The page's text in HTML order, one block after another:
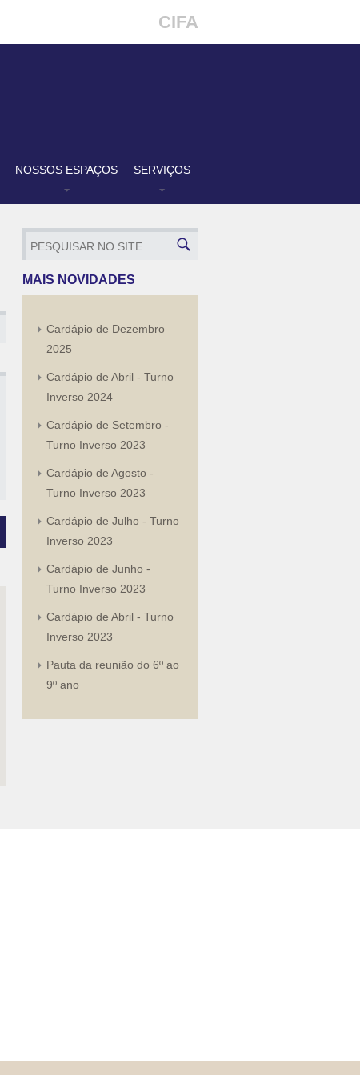
CIFA
NOSSOS ESPAÇOS SERVIÇOS
MAIS NOVIDADES
Cardápio de Dezembro
2025
Cardápio de Abril - Turno
Inverso 2024
Cardápio de Setembro -
Turno Inverso 2023
Cardápio de Agosto -
Turno Inverso 2023
Cardápio de Julho - Turno
Inverso 2023
Cardápio de Junho -
Turno Inverso 2023
Cardápio de Abril - Turno
Inverso 2023
Pauta da reunião do 6º ao
9º ano